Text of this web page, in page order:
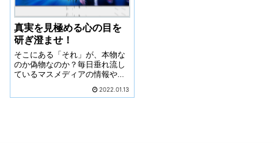
真実を見極める心の目を
研ぎ澄ませ！
そこにある「それ」が、本物な
のか偽物なのか？毎日垂れ流し
ているマスメディアの情報や報
か？資本主義社会 資本家が、
2022.01.13